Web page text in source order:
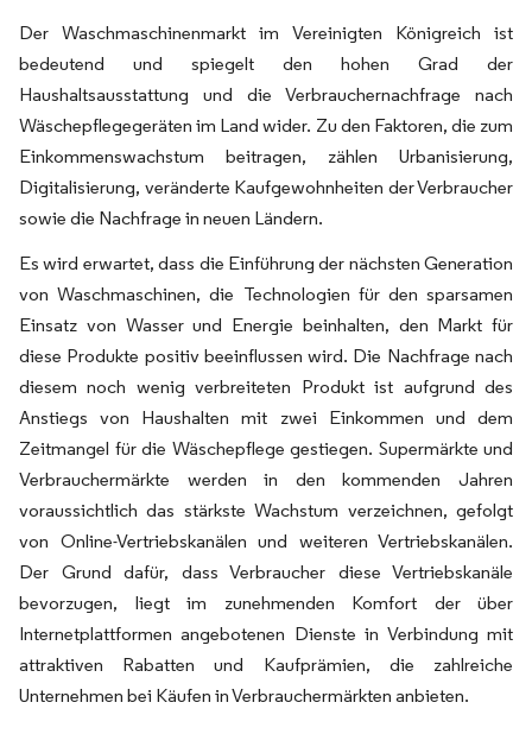
Der Waschmaschinenmarkt im Vereinigten Königreich ist
bedeutend und spiegelt den hohen Grad der
Haushaltsausstattung und die Verbrauchernachfrage nach
Wäschepflegegeräten im Land wider. Zu den Faktoren, die zum
Einkommenswachstum beitragen, zählen Urbanisierung,
Digitalisierung, veränderte Kaufgewohnheiten der Verbraucher
sowie die Nachfrage in neuen Ländern.
Es wird erwartet, dass die Einführung der nächsten Generation
von Waschmaschinen, die Technologien für den sparsamen
Einsatz von Wasser und Energie beinhalten, den Markt für
diese Produkte positiv beeinflussen wird. Die Nachfrage nach
diesem noch wenig verbreiteten Produkt ist aufgrund des
Anstiegs von Haushalten mit zwei Einkommen und dem
Zeitmangel für die Wäschepflege gestiegen. Supermärkte und
Verbrauchermärkte werden in den kommenden Jahren
voraussichtlich das stärkste Wachstum verzeichnen, gefolgt
von Online-Vertriebskanälen und weiteren Vertriebskanälen.
Der Grund dafür, dass Verbraucher diese Vertriebskanäle
bevorzugen, liegt im zunehmenden Komfort der über
Internetplattformen angebotenen Dienste in Verbindung mit
attraktiven Rabatten und Kaufprämien, die zahlreiche
Unternehmen bei Käufen in Verbrauchermärkten anbieten.